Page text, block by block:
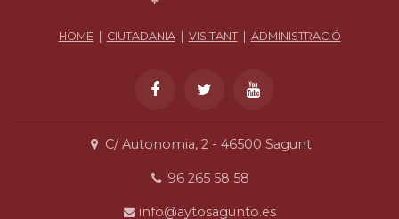
HOME| CIUTADANIA| VISITANT| ADMINISTRACIÓ
C/ Autonomia, 2 - 46500 Sagunt
96 265 58 58
info@aytosagunto.es